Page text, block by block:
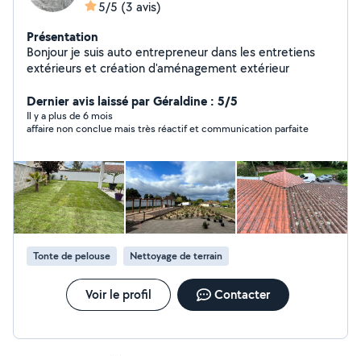
5/5 (3 avis)
Présentation
Bonjour je suis auto entrepreneur dans les entretiens
extérieurs et création d'aménagement extérieur
Dernier avis laissé par Géraldine : 5/5
Il y a plus de 6 mois
affaire non conclue mais très réactif et communication parfaite
Tonte de pelouse Nettoyage de terrain
Voir le profil Contacter